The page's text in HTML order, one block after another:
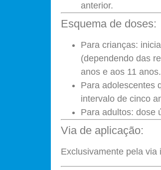
anterior.
Esquema de doses:
Para crianças:
(dependendo das
anos e aos 11 anos.
Para adolescentes
intervalo de cinco
Para adultos: dose
Via de aplicação:
Exclusivamente pela via